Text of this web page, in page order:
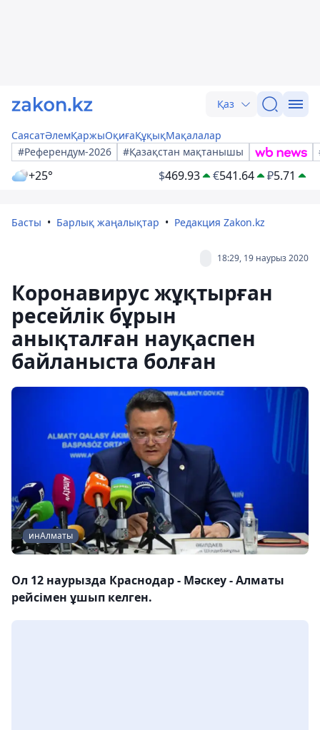
Қаз
СаясатӘлемҚаржыОқиғаҚұқықМақалалар
#Референдум-2026
#Қазақстан мақтанышы
+25° $469.93 €541.64 ₽5.71
Басты Барлық жаңалықтар Редакция Zakon.kz
18:29, 19 наурыз 2020
Коронавирус жұқтырған
ресейлік бұрын
анықталған науқаспен
байланыста болған
инАлматы
Ол 12 наурызда Краснодар - Мәскеу - Алматы
рейсімен ұшып келген.